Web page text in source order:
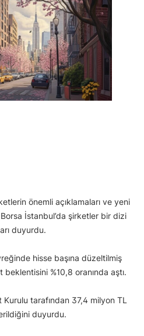
önemli açıklamaları ve yeni
İstanbul’da şirketler bir dizi
duyurdu.
hisse başına düzeltilmiş
beklentisini %10,8 oranında aştı.
Kurulu tarafından 37,4 milyon TL
duyurdu.